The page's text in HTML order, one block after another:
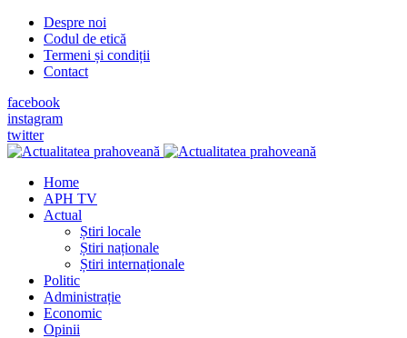
Despre noi
Codul de etică
Termeni și condiții
Contact
facebook
instagram
twitter
Home
APH TV
Actual
Știri locale
Știri naționale
Știri internaționale
Politic
Administrație
Economic
Opinii